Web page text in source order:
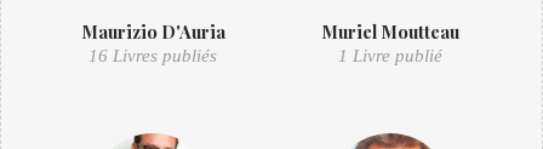
Maurizio D'Auria
16 Livres publiés
Muriel Moutteau
1 Livre publié